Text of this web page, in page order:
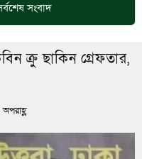
সংবাদ
ক্রু ছাকিন গ্রেফতার,